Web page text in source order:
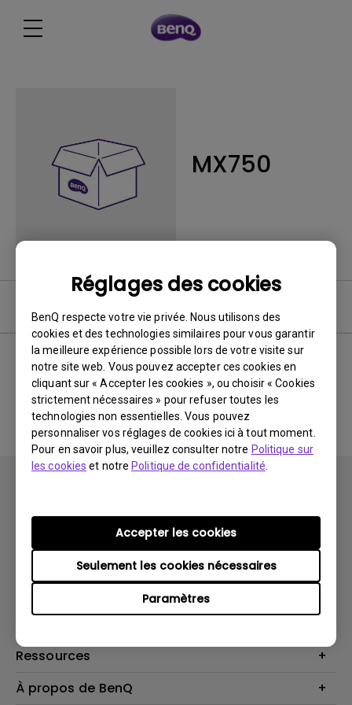
Réglages des cookies
BenQ respecte votre vie privée. Nous utilisons des
cookies et des technologies similaires pour vous garantir
la meilleure expérience possible lors de votre visite sur
notre site web. Vous pouvez accepter ces cookies en
cliquant sur « Accepter les cookies », ou choisir « Cookies
strictement nécessaires » pour refuser toutes les
technologies non essentielles. Vous pouvez
personnaliser vos réglages de cookies ici à tout moment.
Pour en savoir plus, veuillez consulter notre Politique sur
les cookies et notre Politique de confidentialité
Paramètres
Seulement les cookies nécessaires
Accepter les cookies
MX750
Aucune FAQ associée
Vidéoprojecteurs
Haut-parleur
Solutions
Contactez-nous
Recycling
Ressources
Centre de connaissances
À propos de BenQ